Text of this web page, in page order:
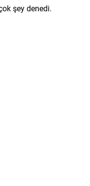
şey denedi.